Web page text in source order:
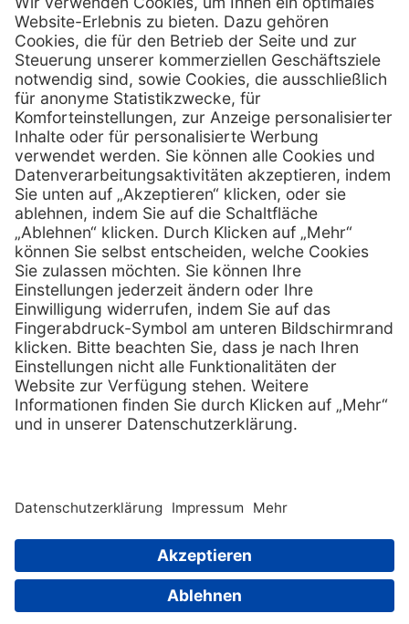
Kontakt
MediQuick Arzt- und Krankenhausbedarfshandel GmbH
Hans-Wunderlich-Straße 7
D-49078 Osnabrück
Telefon:0800 - 633 43 66
E-Mail: info @ mediquick.de
Services
Serviceversprechen
Sprechstundenbedarf
Retoure anmelden
Hilfe
FAQs
Kontakt
Lob & Kritik
Zertifikat Rechtliches
AGB
Impressum
Datenschutz
Copyright © 2026 MediQuick Arzt-
GmbH. All rights
Fachkreise.